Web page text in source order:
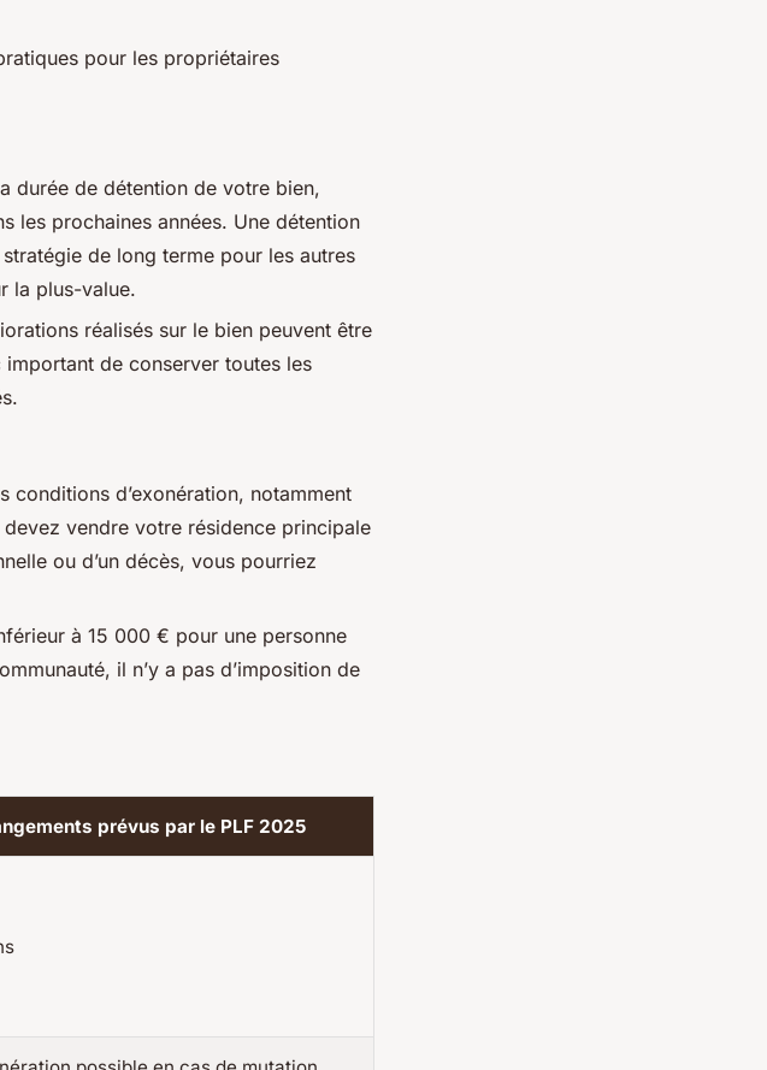
pour les propriétaires
durée de détention de votre bien,
les prochaines années. Une détention
de long terme pour les autres
la plus-value.
réalisés sur le bien peuvent être
de conserver toutes les
conditions d’exonération, notamment
vendre votre résidence principale
ou d’un décès, vous pourriez
à 15 000 € pour une personne
il n’y a pas d’imposition de
prévus par le PLF 2025